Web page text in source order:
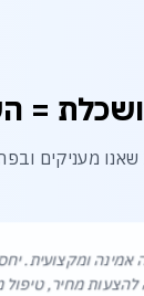
=
מעניקים
אמינה ומקצועית.
מחיר, טיפול